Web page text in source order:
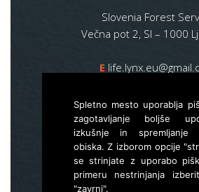
Slovenia Forest
Večna pot 2, SI – 1000
E
Sitemap
Spletno mesto uporablja
zagotavljanje boljše
izkušnje in spremljanje
obiska. Z izborom opcije
se strinjate z uporabo
primeru nestrinjanja
"zavrni".